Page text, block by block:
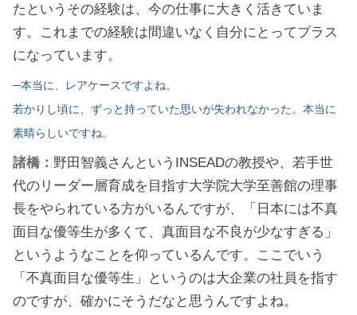
たというその経験は、今の仕事に大きく活きていま
す。これまでの経験は間違いなく自分にとってプラス
になっています。
─本当に、レアケースですよね。
若かりし頃に、ずっと持っていた思いが失われなかった。本当に
素晴らしいですね。
諸橋： 野田智義さんというINSEADの教授や、若手世
代のリーダー層育成を目指す大学院大学至善館の理事
長をやられている方がいるんですが、「日本には不真
面目な優等生が多くて、真面目な不良が少なすぎる」
というようなことを仰っているんです。ここでいう
「不真面目な優等生」というのは大企業の社員を指す
のですが、確かにそうだなと思うんですよね。